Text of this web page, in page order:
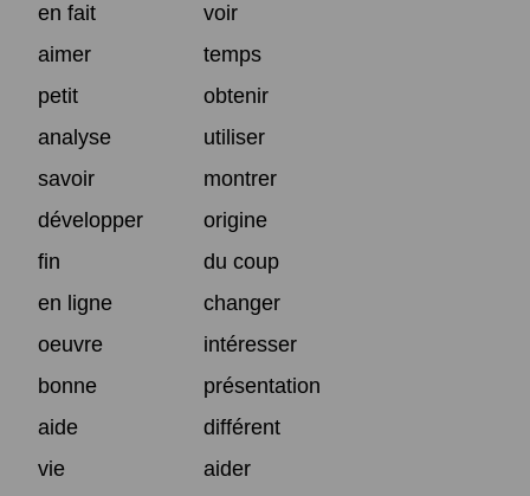
en fait
voir
aimer
temps
petit
obtenir
analyse
utiliser
savoir
montrer
développer
origine
fin
du coup
en ligne
changer
oeuvre
intéresser
bonne
présentation
aide
différent
vie
aider